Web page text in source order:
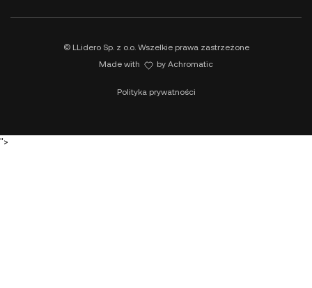
© LLidero Sp. z o.o. Wszelkie prawa zastrzeżone
Made with
by Achromatic
Polityka prywatności
">